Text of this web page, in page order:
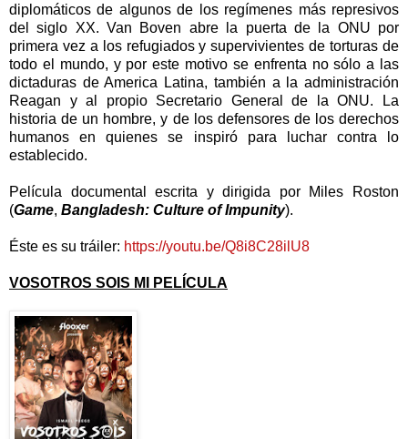
diplomáticos de algunos de los regímenes más represivos
del siglo XX. Van Boven abre la puerta de la ONU por
primera vez a los refugiados y supervivientes de torturas de
todo el mundo, y por este motivo se enfrenta no sólo a las
dictaduras de America Latina, también a la administración
Reagan y al propio Secretario General de la ONU. La
historia de un hombre, y de los defensores de los derechos
humanos en quienes se inspiró para luchar contra lo
establecido.
Película documental escrita y dirigida por Miles Roston
(Game, Bangladesh: Culture of Impunity).
Éste es su tráiler: https://youtu.be/Q8i8C28ilU8
VOSOTROS SOIS MI PELÍCULA